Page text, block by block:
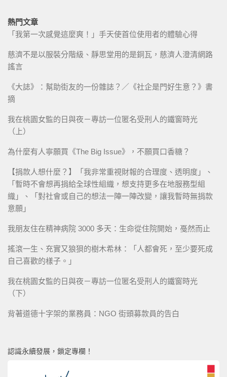
熱門文章
「我第一次感覺這麼爽！」手天使首位使用者的體驗心得
慈濟不是以服裝分階級、靜思堂用的是銅瓦，慈濟人澄清網路
謠言
《大誌》：幫助街友的一份雜誌？／《社企是門好生意？》書
摘
我在桃園女監的日與夜－專訪一位匿名受刑人的鐵窗時光
（上）
為什麼有人寧願買《The Big Issue》，不願買口香糖？
【捐款人想什麼？】「我非常重視財報的合理度、透明度」、
「暫時不會想再捐給全球性組織，想支持更多在地服務型組
織」、「對社會或自己的想法一陣一陣改變，讓我暫時無捐款
意願」
我朋友住在精神病院 3000 多天：生命從住院開始，戞然而止
搖滾一生、充實又狼狽的樹木希林：「人都會死，至少要死成
自己喜歡的樣子。」
我在桃園女監的日與夜－專訪一位匿名受刑人的鐵窗時光
（下）
背著道德十字架的業務員：NGO 街頭募款員的告白
認識永續發展，鎖定專欄！